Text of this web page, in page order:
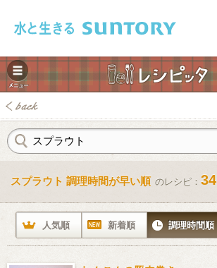
スプラウト 調理時間が早い順 のレシピ： 34
人気順 新着順 調理時間順